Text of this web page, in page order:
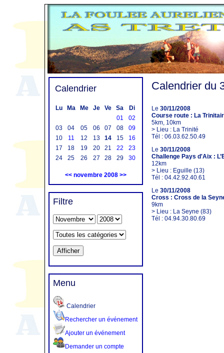
Calendrier
Lu Ma Me Je Ve Sa
Di
01
02
03
04 05 06 07 08
09
10
11 12 13 14 15
16
17
18 19 20 21 22
23
24
25 26 27 28 29 30
<< novembre 2008 >>
Filtre
Menu
Calendrier
Rechercher un événement
Ajouter un événement
Demander un compte
Calendrier du
Le 30/11/2008
Course route : La
5km, 10km
> Lieu : La Trinité
Tél : 06.03.62.50.49
Le 30/11/2008
Challenge Pays d'Aix :
12km
> Lieu : Eguille (13)
Tél : 04.42.92.40.61
Le 30/11/2008
Cross : Cross de la
9km
> Lieu : La Seyne (83)
Tél : 04.94.30.80.69